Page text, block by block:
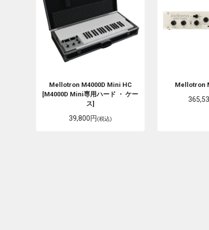
Mellotron M4000D Mini HC
[M4000D Mini専用ハード ・ ケー
ス]
39,800円(税込)
Mellotron